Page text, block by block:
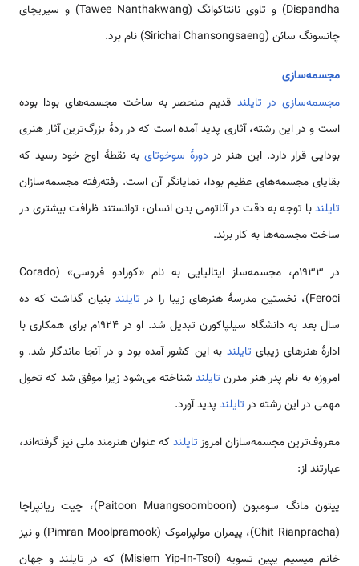
Dispandha) و تاوی نانتاکوانگ (Tawee Nanthakwang) و سیریچای
چانسونگ سائن (Sirichai Chansongsaeng) نام برد.
مجسمه‌سازی
مجسمه‌سازی در تایلند قدیم منحصر به ساخت مجسمه‌های بودا بوده
است و در این رشته، آثاری پدید آمده است که در ردهٔ بزرگ‌ترین آثار هنری
بودایی قرار دارد. این هنر در دورهٔ سوخوتای به نقطهٔ اوج خود رسید که
بقایای مجسمه‌های عظیم بودا، نمایانگر آن است. رفته‌رفته مجسمه‌سازان
تایلندبا توجه به دقت در آناتومی بدن انسان، توانستند ظرافت بیشتری در
ساخت مجسمه‌ها به کار برند.
در ۱۹۳۳م، مجسمه‌ساز ایتالیایی به نام «کورادو فروسی» (Corado
Feroci)، نخستین مدرسهٔ هنرهای زیبا را در
تایلند بنیان گذاشت که ده
سال بعد به دانشگاه سیلپاکورن تبدیل شد. او در ۱۹۲۴م برای همکاری با
ادارهٔ هنرهای زیبای تایلند به این کشور آمده بود و در آنجا ماندگار شد. و
امروزه به نام پدر هنر مدرن تایلندشناخته می‌شود زیرا موفق شد که تحول
مهمی در این رشته درتایلند پدید آورد.
معروف‌ترین مجسمه‌سازان امروزتایلند که عنوان هنرمند ملی نیز گرفته‌اند،
عبارتند از:
پیتون مانگ سومبون (Paitoon Muangsoomboon)، چیت ریانپراچا
(Chit Rianpracha)، پیمران مولپراموک (Pimran Moolpramook) و نیز
خانم میسیم یپین تسویه (Misiem Yip-In-Tsoi) که در تایلند و جهان